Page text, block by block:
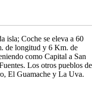
isla; Coche se eleva a 60
de longitud y 6 Km. de
como Capital a San
Los otros pueblos de
El Guamache y La Uva.